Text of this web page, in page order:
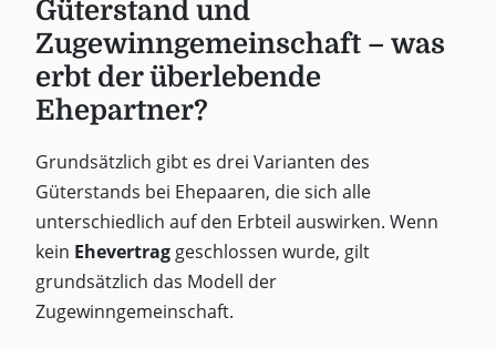
Güterstand und
Zugewinngemeinschaft – was
erbt der überlebende
Ehepartner?
Grundsätzlich gibt es drei Varianten des
Güterstands bei Ehepaaren, die sich alle
unterschiedlich auf den Erbteil auswirken. Wenn
kein Ehevertraggeschlossen wurde, gilt
grundsätzlich das Modell der
Zugewinngemeinschaft.